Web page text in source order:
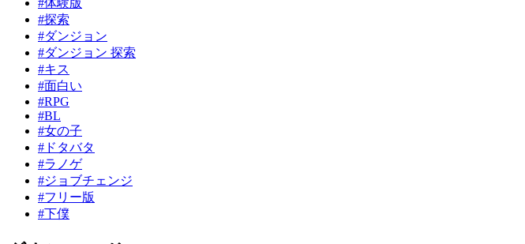
#探索
#ダンジョン
#ダンジョン 探索
#キス
#面白い
#RPG
#BL
#女の子
#ドタバタ
#ラノゲ
#ジョブチェンジ
#フリー版
#下僕